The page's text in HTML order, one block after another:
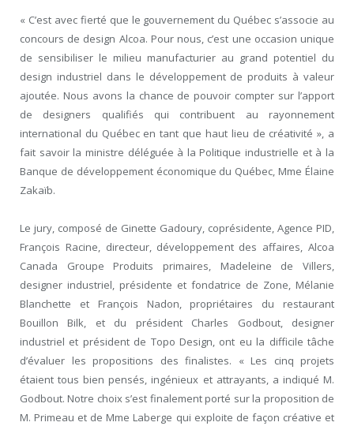
« C’est avec fierté que le gouvernement du Québec s’associe au
concours de design Alcoa. Pour nous, c’est une occasion unique
de sensibiliser le milieu manufacturier au grand potentiel du
design industriel dans le développement de produits à valeur
ajoutée. Nous avons la chance de pouvoir compter sur l’apport
de designers qualifiés qui contribuent au rayonnement
international du Québec en tant que haut lieu de créativité », a
fait savoir la ministre déléguée à la Politique industrielle et à la
Banque de développement économique du Québec, Mme Élaine
Zakaïb.
Le jury, composé de Ginette Gadoury, coprésidente, Agence PID,
François Racine, directeur, développement des affaires, Alcoa
Canada Groupe Produits primaires, Madeleine de Villers,
designer industriel, présidente et fondatrice de Zone, Mélanie
Blanchette et François Nadon, propriétaires du restaurant
Bouillon Bilk, et du président Charles Godbout, designer
industriel et président de Topo Design, ont eu la difficile tâche
d’évaluer les propositions des finalistes. « Les cinq projets
étaient tous bien pensés, ingénieux et attrayants, a indiqué M.
Godbout. Notre choix s’est finalement porté sur la proposition de
M. Primeau et de Mme Laberge qui exploite de façon créative et